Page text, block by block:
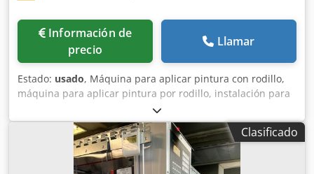
Información de
precio
Llamar
Estado: usado, Máquina para aplicar pintura con rodillo,
máquina para aplicar pintura por rodillo, instalación para
recubrimiento en polvo. -Instalación para recubrimiento
en polvo: utilizada para la fabricación de lamas/persianas.
Dkjdpfx Aegal Anoclor -Componentes neumáticos:
fabricante Festo. -Motorreductor: WEG, 0,25 kW. -
Dimensiones: 3400/850/A1935 mm. -Peso: 746 kg.
Clasificado